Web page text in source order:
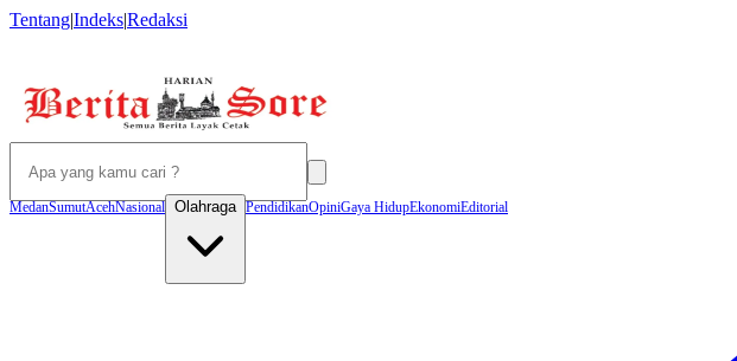
Tentang|Indeks|Redaksi
MedanSumutAcehNasional Olahraga PendidikanOpiniGaya HidupEkonomiEditorial